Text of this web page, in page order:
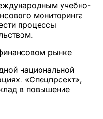
учебно-
мониторинга
процессы
рынке
национальной
«Спецпроект»,
в повышение